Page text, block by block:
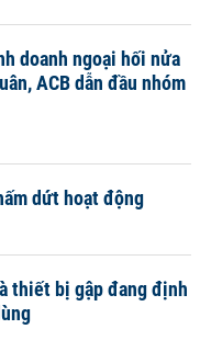
doanh ngoại hối nửa
ACB dẫn đầu nhóm
dứt hoạt động
thiết bị gập đang định